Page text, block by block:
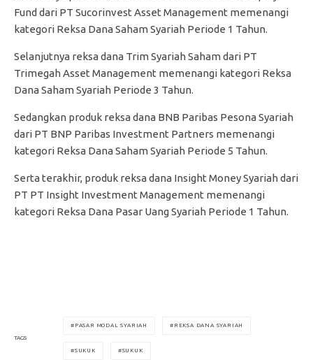
Fund dari PT Sucorinvest Asset Management memenangi
kategori Reksa Dana Saham Syariah Periode 1 Tahun.
Selanjutnya reksa dana Trim Syariah Saham dari PT
Trimegah Asset Management memenangi kategori Reksa
Dana Saham Syariah Periode 3 Tahun.
Sedangkan produk reksa dana BNB Paribas Pesona Syariah
dari PT BNP Paribas Investment Partners memenangi
kategori Reksa Dana Saham Syariah Periode 5 Tahun.
Serta terakhir, produk reksa dana Insight Money Syariah dari
PT PT Insight Investment Management memenangi
kategori Reksa Dana Pasar Uang Syariah Periode 1 Tahun.
TAGS
PASAR MODAL SYARIAH REKSA DANA SYARIAH
SUKUK SUKUK